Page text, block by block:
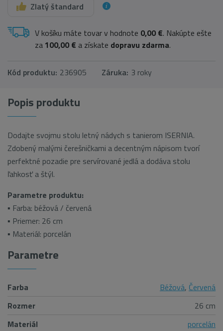
Zlatý štandard
V košíku máte tovar v hodnote 0,00 €. Nakúpte ešte
za 100,00 € a získate dopravu zdarma.
Kód produktu: 236905 Záruka: 3 roky
Popis produktu
Dodajte svojmu stolu letný nádych s tanierom ISERNIA.
Zdobený malými čerešničkami a decentným nápisom tvorí
perfektné pozadie pre servírované jedlá a dodáva stolu
ľahkosť a štýl.
Parametre produktu:
▪ Farba: béžová / červená
▪ Priemer: 26 cm
▪ Materiál: porcelán
Parametre
Farba Béžová, Červená
Rozmer
26 cm
Materiál
porcelán